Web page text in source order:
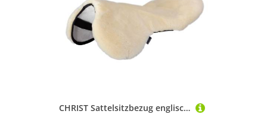
CHRIST Sattelsitzbezug englisch med. Lammfell